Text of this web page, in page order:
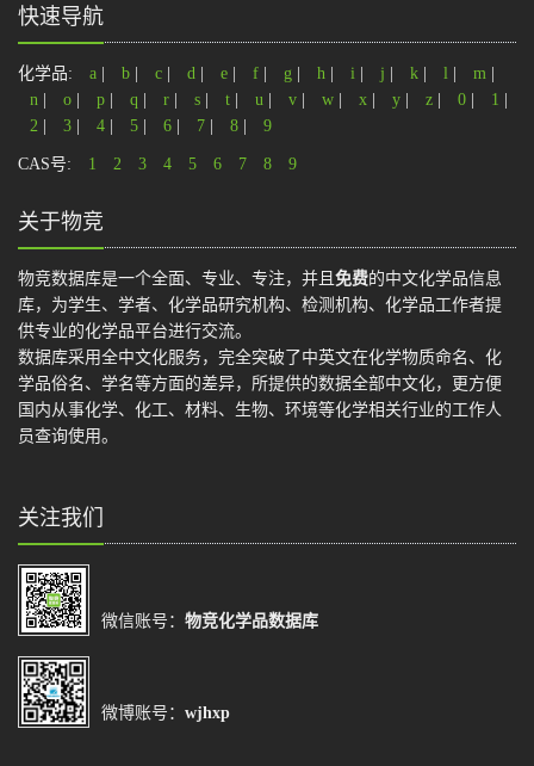
快速导航
化学品: a b c d e f g h i j k l m
n
o p q r s t u v w x y z 0 1
2
3 4 5 6 7 8 9
CAS号: 1 2 3 4 5 6 7 8 9
关于物竞
物竞数据库是一个全面、专业、专注，并且 免费的中文化学品信息
库，为学生、学者、化学品研究机构、检测机构、化学品工作者提
供专业的化学品平台进行交流。
数据库采用全中文化服务，完全突破了中英文在化学物质命名、化
学品俗名、学名等方面的差异，所提供的数据全部中文化，更方便
国内从事化学、化工、材料、生物、环境等化学相关行业的工作人
员查询使用。
关注我们
微信账号： 物竞化学品数据库
微博账号： wjhxp